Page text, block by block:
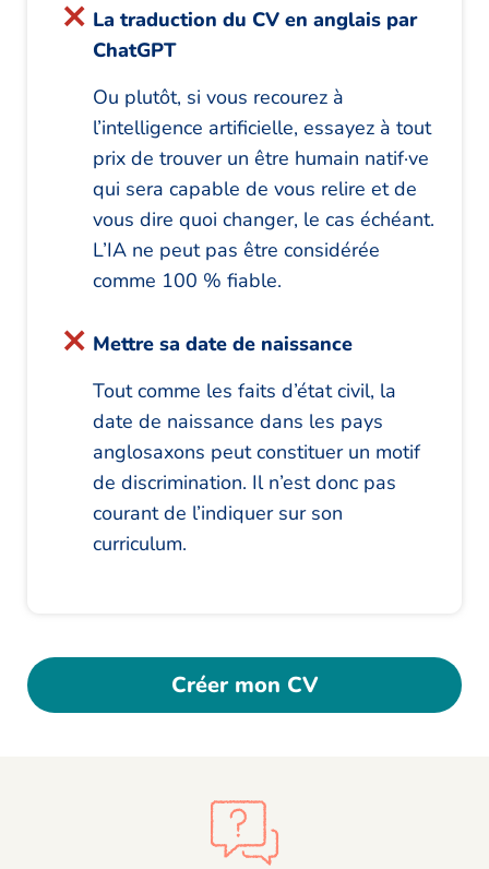
La traduction du CV en anglais par
ChatGPT
Ou plutôt, si vous recourez à
l’intelligence artificielle, essayez à tout
prix de trouver un être humain natif·ve
qui sera capable de vous relire et de
vous dire quoi changer, le cas échéant.
L’IA ne peut pas être considérée
comme 100 % fiable.
Mettre sa date de naissance
Tout comme les faits d’état civil, la
date de naissance dans les pays
anglosaxons peut constituer un motif
de discrimination. Il n’est donc pas
courant de l’indiquer sur son
curriculum.
Créer mon CV